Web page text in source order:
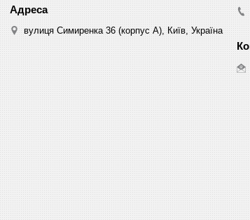
вулиця Симиренка 36 (корпус А), Київ, Україна